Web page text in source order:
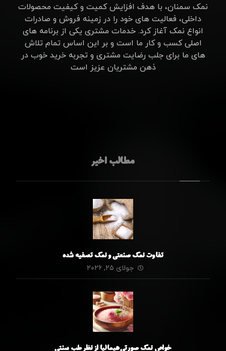
نمک سمنان، با هدف افزایش کمیت و کیفیت محصولات
داخلی، فعالیت های خود را در زمینه فروش و صادرات
انواع نمک آغاز کرد. خدمات مشتری یکی از برنامه های
اصلی کسب و کار ما است و بر این اساس تمام تلاش
های ما برای جلب رضایت مشتری و تجربه خرید خوب در
ذهن مشتریان عزیز است
مطالب اخیر
تفاوت نمک صنعتی و نمک تصفیه شده
جولای ۲۵, ۲۰۲۶
خواص نمک صورتی هیمالیا از نظر طب سنتی